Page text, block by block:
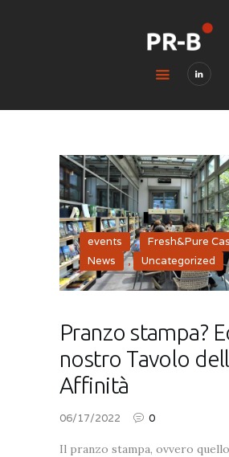
LEGAL & PRIVACY
events , Fresh&Pure
News
, Uncategorized
Pranzo stampa?
nostro Tavolo
Affinità
06/17/2022 0
Il pranzo stampa, ovvero